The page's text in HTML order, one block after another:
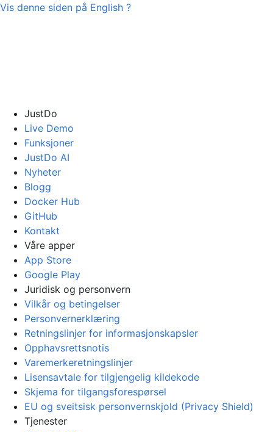
Vis denne siden på English ?
JustDo
Live Demo
Funksjoner
JustDo AI
Nyheter
Blogg
Docker Hub
GitHub
Kontakt
Våre apper
App Store
Google Play
Juridisk og personvern
Vilkår og betingelser
Personvernerklæring
Retningslinjer for informasjonskapsler
Opphavsrettsnotis
Varemerkeretningslinjer
Lisensavtale for tilgjengelig kildekode
Skjema for tilgangsforespørsel
EU og sveitsisk personvernskjold (Privacy Shield)
Tjenester